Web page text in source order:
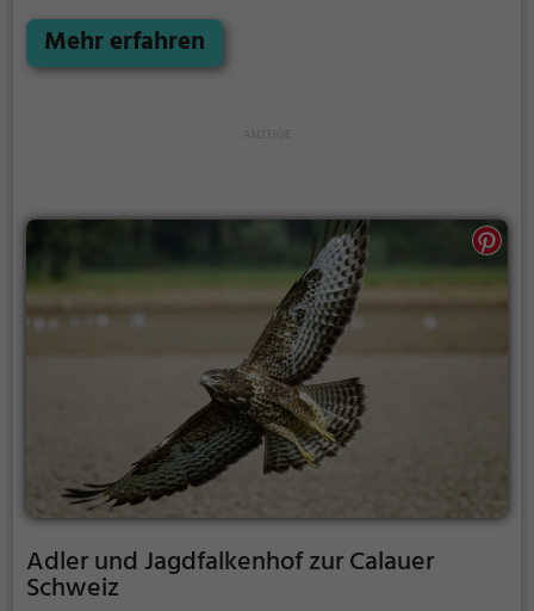
Mehr erfahren
Adler und Jagdfalkenhof zur Calauer
Schweiz